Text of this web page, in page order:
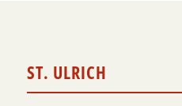
ST. ULRICH